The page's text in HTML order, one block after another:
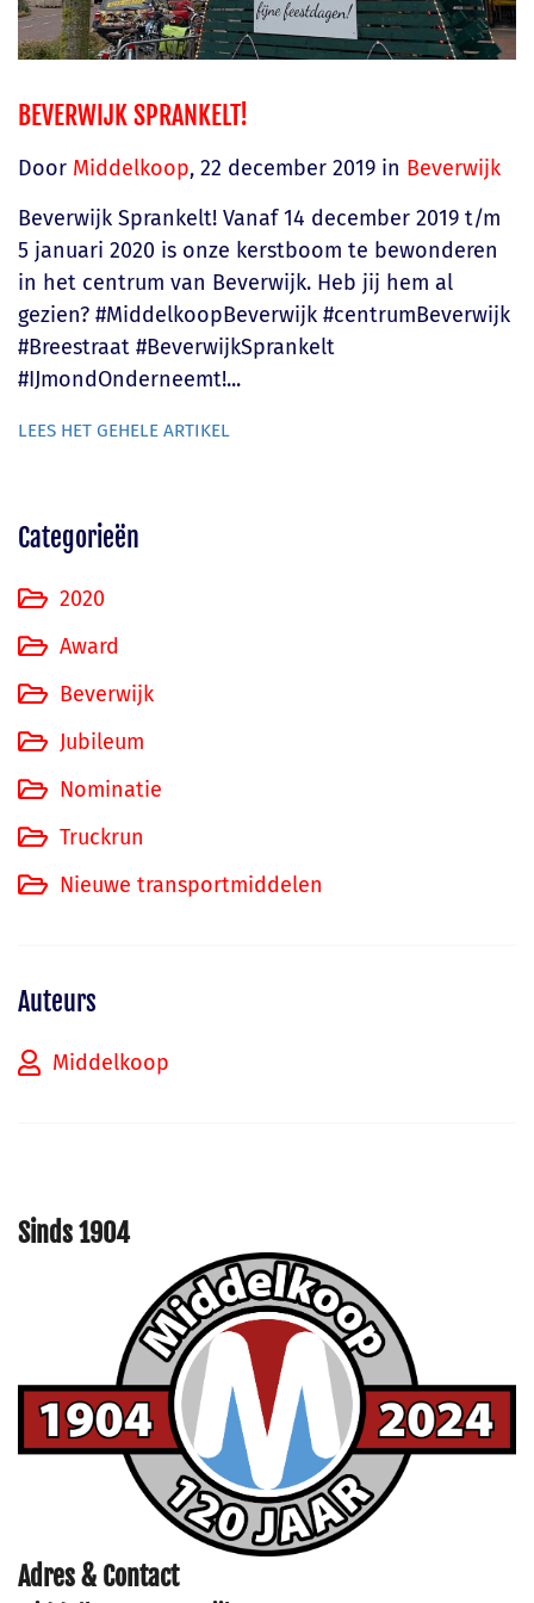
i
BEVERWIJK SPRANKELT!
Door Middelkoop, 22 december 2019 in Beverwijk
Beverwijk Sprankelt! Vanaf 14 december 2019 t/m
5 januari 2020 is onze kerstboom te bewonderen
in het centrum van Beverwijk. Heb jij hem al
gezien? #MiddelkoopBeverwijk #centrumBeverwijk
#Breestraat #BeverwijkSprankelt
#IJmondOnderneemt!...
LEES HET GEHELE ARTIKEL
Categorieën
2020
Award
Beverwijk
Jubileum
Nominatie
Truckrun
Nieuwe transportmiddelen
Auteurs
Middelkoop
Sinds 1904
Adres & Contact